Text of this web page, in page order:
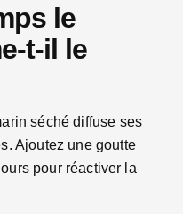
le
t-il le
séché diffuse ses
Ajoutez une goutte
pour réactiver la